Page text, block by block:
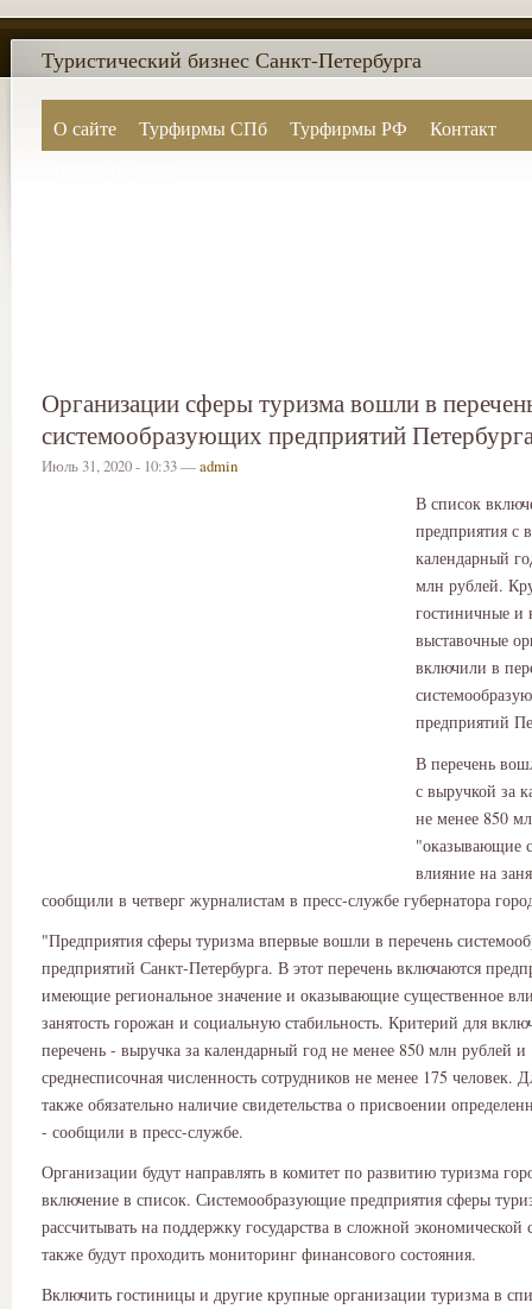
О сайте Турфирмы СПб Турфирмы РФ
Контакт
Туристический бизнес Санкт-Петербурга
Организации сферы туризма вошли в
системообразующих предприятий
Июль 31, 2020 - 10:33 —admin
В список
предприятия с
календарный
млн рублей.
гостиничные и
выставочные
включили в
предприятий
В перечень
с выручкой за
не менее 850
"оказывающие
влияние на
сообщили в четверг журналистам в пресс-службе губернатора
"Предприятия сферы туризма впервые вошли в перечень
предприятий Санкт-Петербурга. В этот перечень включаются
имеющие региональное значение и оказывающие существенное
занятость горожан и социальную стабильность. Критерий для
перечень - выручка за календарный год не менее 850 млн рублей и
среднесписочная численность сотрудников не менее 175 человек.
также обязательно наличие свидетельства о присвоении
- сообщили в пресс-службе.
Организации будут направлять в комитет по развитию туризма
включение в список. Системообразующие предприятия сферы
рассчитывать на поддержку государства в сложной экономической
также будут проходить мониторинг финансового состояния.
Включить гостиницы и другие крупные организации туризма в